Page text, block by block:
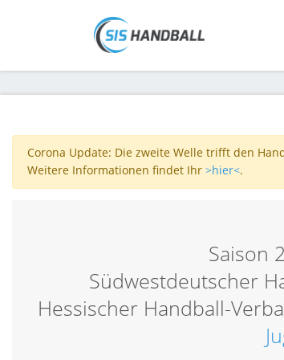
Corona Update: Die zweite Welle trifft den
Weitere Informationen findet Ihr >hier<.
Saison
Südwestdeutscher
Hessischer Handball-